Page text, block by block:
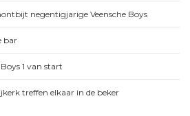
negentigjarige Veensche Boys
bar
1 van start
treffen elkaar in de beker